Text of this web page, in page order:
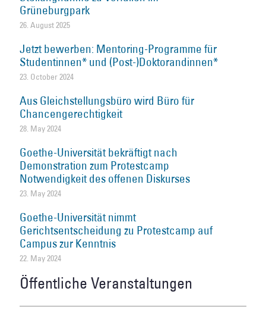
Grüneburgpark
26. August 2025
Jetzt bewerben: Mentoring-Programme für
Studentinnen* und (Post-)Doktorandinnen*
23. October 2024
Aus Gleichstellungsbüro wird Büro für
Chancengerechtigkeit
28. May 2024
Goethe-Universität bekräftigt nach
Demonstration zum Protestcamp
Notwendigkeit des offenen Diskurses
23. May 2024
Goethe-Universität nimmt
Gerichtsentscheidung zu Protestcamp auf
Campus zur Kenntnis
22. May 2024
Öffentliche Veranstaltungen